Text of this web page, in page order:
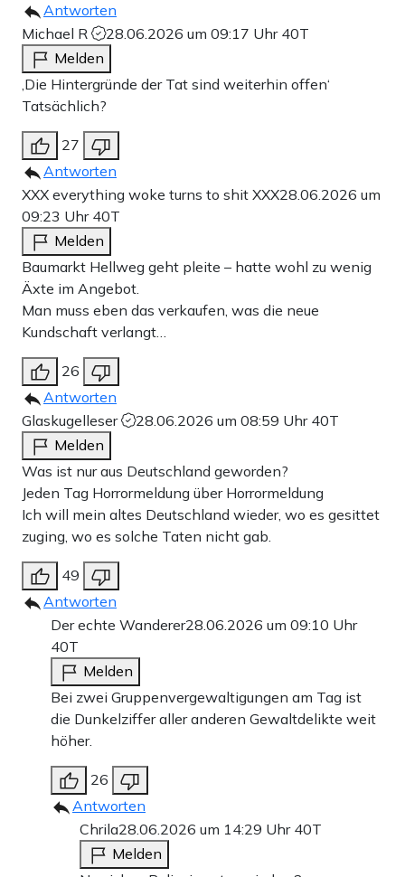
Antworten
Michael R
28.06.2026 um 09:17 Uhr 40T
Melden
‚Die Hintergründe der Tat sind weiterhin offen‘
Tatsächlich?
27
Antworten
XXX everything woke turns to shit XXX28.06.2026 um
09:23 Uhr 40T
Melden
Baumarkt Hellweg geht pleite – hatte wohl zu wenig
Äxte im Angebot.
Man muss eben das verkaufen, was die neue
Kundschaft verlangt…
26
Antworten
Glaskugelleser
28.06.2026 um 08:59 Uhr 40T
Melden
Was ist nur aus Deutschland geworden?
Jeden Tag Horrormeldung über Horrormeldung
Ich will mein altes Deutschland wieder, wo es gesittet
zuging, wo es solche Taten nicht gab.
49
Antworten
Der echte Wanderer28.06.2026 um 09:10 Uhr
40T
Melden
Bei zwei Gruppenvergewaltigungen am Tag ist
die Dunkelziffer aller anderen Gewaltdelikte weit
höher.
26
Antworten
Chrila28.06.2026 um 14:29 Uhr 40T
Melden